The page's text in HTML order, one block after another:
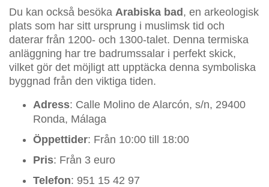
Du kan också besöka Arabiska bad, en arkeologisk
plats som har sitt ursprung i muslimsk tid och
daterar från 1200- och 1300-talet. Denna termiska
anläggning har tre badrumssalar i perfekt skick,
vilket gör det möjligt att upptäcka denna symboliska
byggnad från den viktiga tiden.
Adress: Calle Molino de Alarcón, s/n, 29400
Ronda, Málaga
Öppettider: Från 10:00 till 18:00
Pris: Från 3 euro
Telefon: 951 15 42 97